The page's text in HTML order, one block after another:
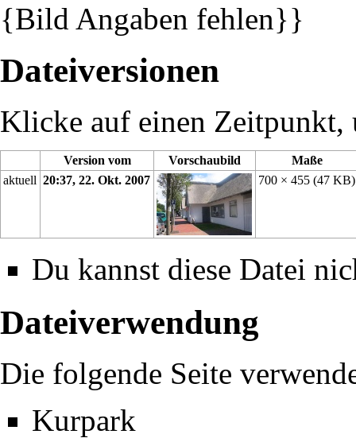
{Bild Angaben fehlen}}
Dateiversionen
Klicke auf einen Zeitpunkt,
Version vom Vorschaubild
Maße
aktuell 20:37, 22. Okt. 2007 700 × 455(47 KB)
Du kannst diese Datei
Dateiverwendung
Die folgende Seite
Kurpark